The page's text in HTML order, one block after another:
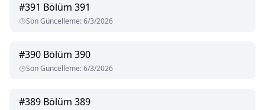
#391 Bölüm 391
Son Güncelleme:6/3/2026
#390 Bölüm 390
Son Güncelleme:6/3/2026
#389 Bölüm 389